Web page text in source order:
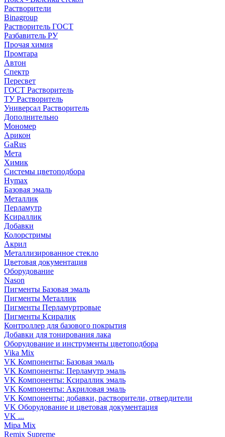
Растворители
Binagroup
Растворитель ГОСТ
Разбавитель РУ
Прочая химия
Промтара
Автон
Спектр
Пересвет
ГОСТ Растворитель
ТУ Растворитель
Универсал Растворитель
Дополнительно
Мономер
Арикон
GaRus
Мета
Химик
Системы цветоподбора
Hymax
Базовая эмаль
Металлик
Перламутр
Ксираллик
Добавки
Колорстримы
Акрил
Металлизированное стекло
Цветовая документация
Оборудование
Nason
Пигменты Базовая эмаль
Пигменты Металлик
Пигменты Перламуртровые
Пигменты Ксиралик
Контроллер для базового покрытия
Добавки для тонирования лака
Оборудование и инструменты цветоподбора
Vika Mix
VK Компоненты: Базовая эмаль
VK Компоненты: Перламутр эмаль
VK Компоненты: Ксираллик эмаль
VK Компоненты: Акриловая эмаль
VK Компоненты: добавки, растворители, отвердители
VK Оборудование и цветовая документация
VK ...
Mipa Mix
Remix Supreme